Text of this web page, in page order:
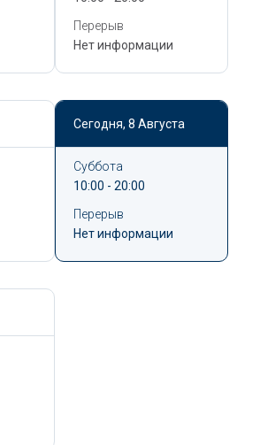
Перерыв
Нет информации
Сегодня, 8 Августа
Суббота
10:00 - 20:00
Перерыв
Нет информации